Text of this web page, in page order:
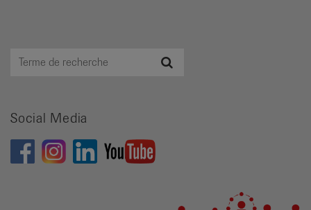
Terme
Social Media